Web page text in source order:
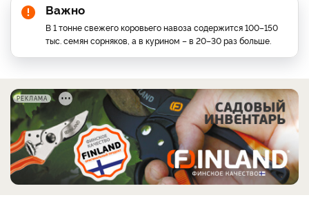
Важно
В 1 тонне свежего коровьего навоза содержится 100–150
тыс. семян сорняков, а в курином – в 20–30 раз больше.
РЕКЛАМА